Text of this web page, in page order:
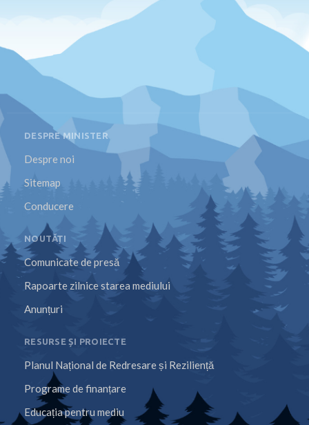
DESPRE MINISTER
Despre noi
Sitemap
Conducere
NOUTĂȚI
Comunicate de presă
Rapoarte zilnice starea mediului
Anunțuri
RESURSE ȘI PROIECTE
Planul Național de Redresare și Reziliență
Programe de finanțare
Educația pentru mediu